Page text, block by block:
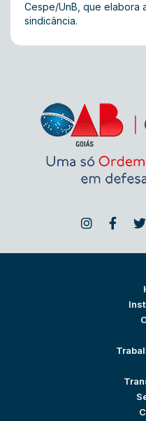
Cespe/UnB, que elabora
sindicância.